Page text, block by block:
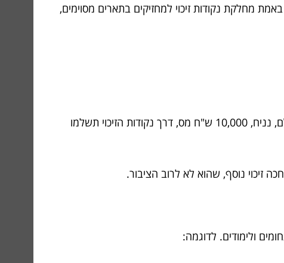
מחלקת נקודות זיכוי למחזיקים בתארים מסוימים,
ראשית, נקודות זיכוי הן פשוט “מטבע” מס שיורידים לכם מהחוב למס הכנסה. איך זה מתבטא בפועל? במקום לשלם, נניח, 10,000 ש"ח מס, דרך נקודות הזיכוי תשלמו
זיכוי נוסף, שהוא לא לרוב הציבור.
ולימודים. לדוגמה: